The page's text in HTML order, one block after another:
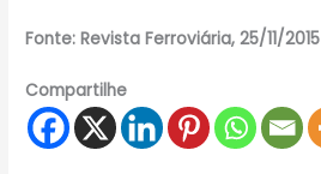
Fonte: Revista Ferroviária, 25/11/2015
Compartilhe